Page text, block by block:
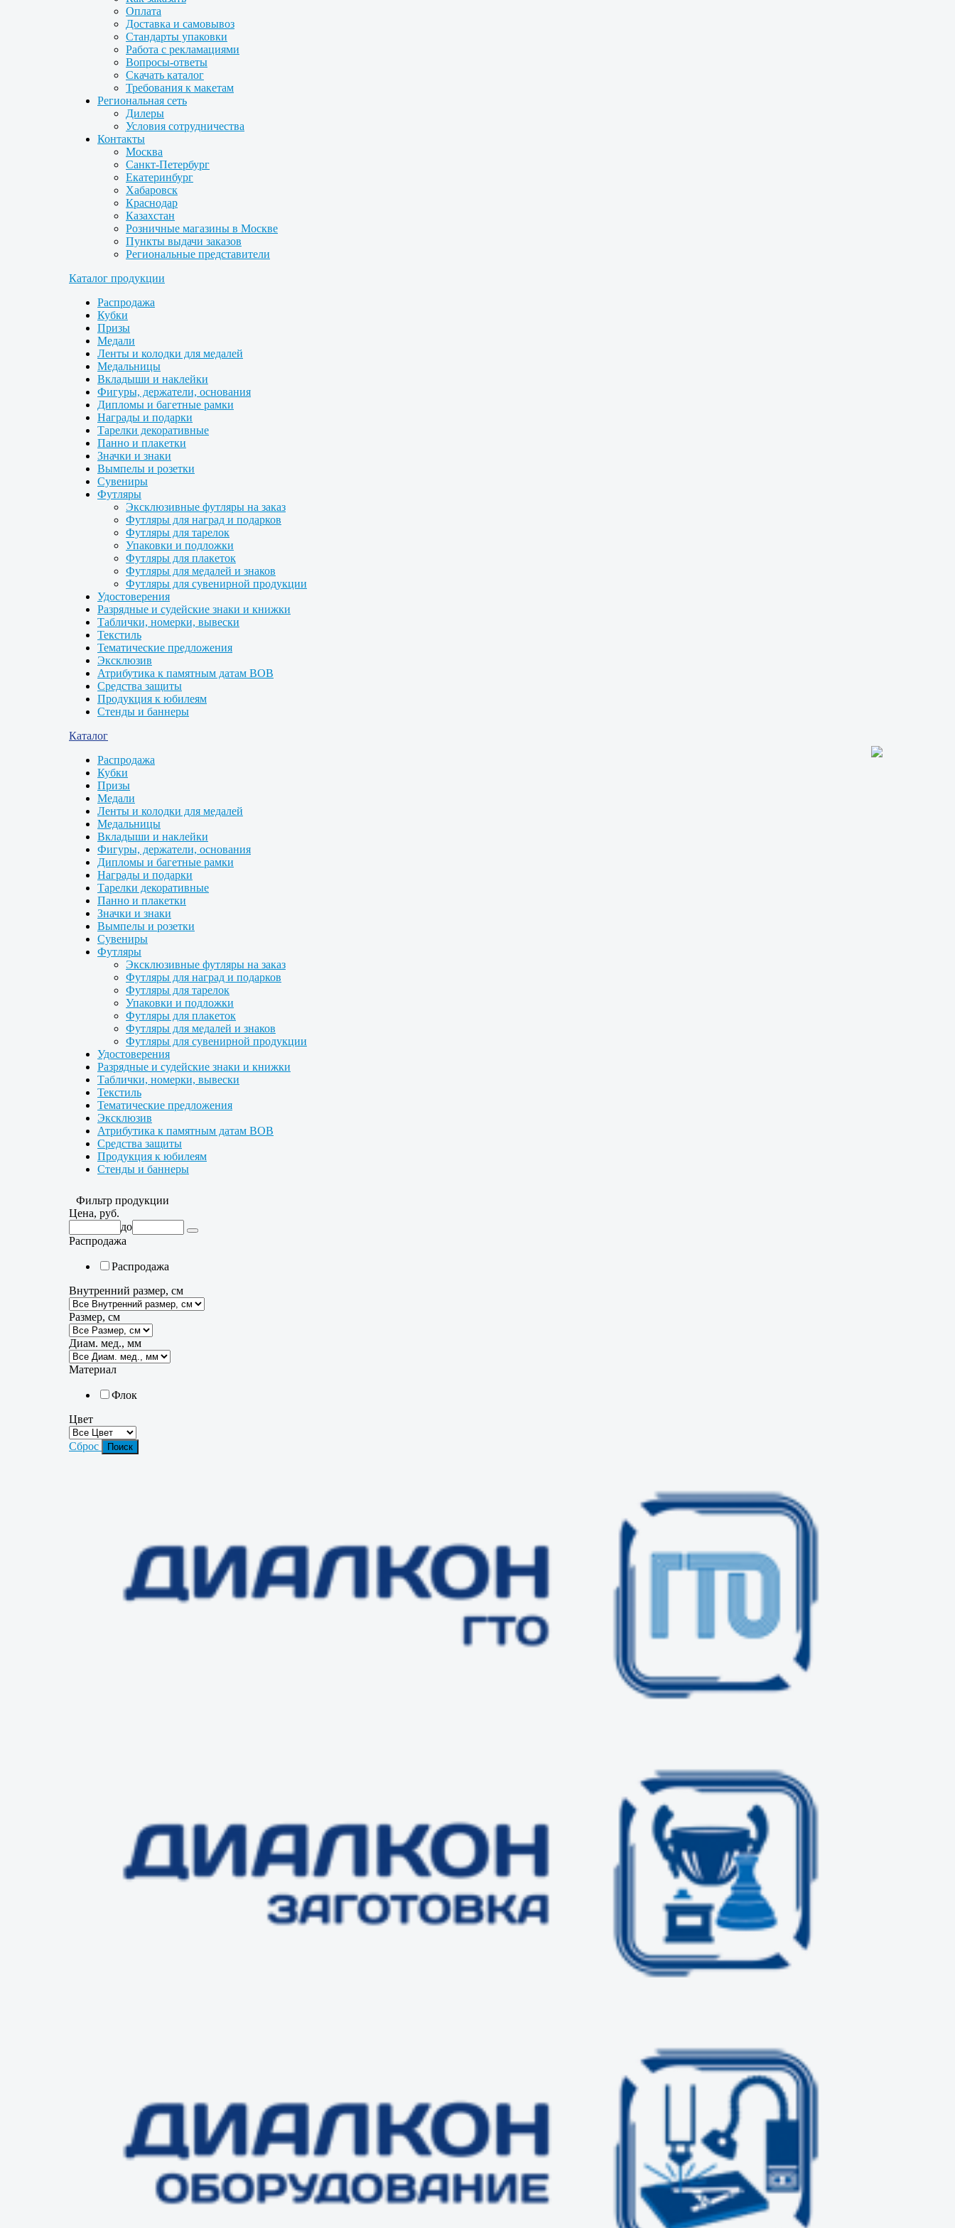
Оплата
Доставка и самовывоз
Стандарты упаковки
Работа с рекламациями
Вопросы-ответы
Скачать каталог
Требования к макетам
Региональная сеть
Дилеры
Условия сотрудничества
Контакты
Москва
Санкт-Петербург
Екатеринбург
Хабаровск
Краснодар
Казахстан
Розничные магазины в Москве
Пункты выдачи заказов
Региональные представители
Каталог продукции
Распродажа
Кубки
Призы
Медали
Ленты и колодки для медалей
Медальницы
Вкладыши и наклейки
Фигуры, держатели, основания
Дипломы и багетные рамки
Награды и подарки
Тарелки декоративные
Панно и плакетки
Значки и знаки
Вымпелы и розетки
Сувениры
Футляры
Эксклюзивные футляры на заказ
Футляры для наград и подарков
Футляры для тарелок
Упаковки и подложки
Футляры для плакеток
Футляры для медалей и знаков
Футляры для сувенирной продукции
Удостоверения
Разрядные и судейские знаки и книжки
Таблички, номерки, вывески
Текстиль
Тематические предложения
Эксклюзив
Атрибутика к памятным датам ВОВ
Средства защиты
Продукция к юбилеям
Стенды и баннеры
Каталог
Распродажа
Кубки
Призы
Медали
Ленты и колодки для медалей
Медальницы
Вкладыши и наклейки
Фигуры, держатели, основания
Дипломы и багетные рамки
Награды и подарки
Тарелки декоративные
Панно и плакетки
Значки и знаки
Вымпелы и розетки
Сувениры
Футляры
Эксклюзивные футляры на заказ
Футляры для наград и подарков
Футляры для тарелок
Упаковки и подложки
Футляры для плакеток
Футляры для медалей и знаков
Футляры для сувенирной продукции
Удостоверения
Разрядные и судейские знаки и книжки
Таблички, номерки, вывески
Текстиль
Тематические предложения
Эксклюзив
Атрибутика к памятным датам ВОВ
Средства защиты
Продукция к юбилеям
Стенды и баннеры
Фильтр продукции
Цена, руб.
до
Распродажа
Распродажа
Внутренний размер, см
Размер, см
Диам. мед., мм
Материал
Флок
Цвет
Сброс